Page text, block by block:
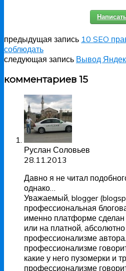
предыдущая запись 10 SEO
соблюдать
следующая запись Вывод
комментариев 15
Руслан Соловьев
28.11.2013
Давно я не читал
однако…
Уважаемый, blogger
профессиональная
именно платформе
или на платной,
профессионализме
профессионализме
какие у него пузомерки и
профессионализме